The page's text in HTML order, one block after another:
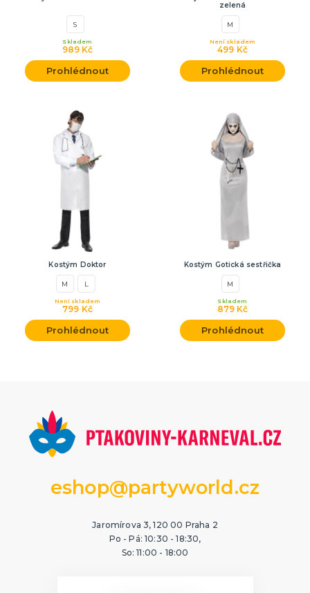
S
989 Kč
Skladem
Prohlédnout
zelená
M
499 Kč
Není skladem
Prohlédnout
Kostým Doktor
M L
799 Kč
Není skladem
Prohlédnout
Kostým Gotická sestřička
M
879 Kč
Skladem
Prohlédnout
eshop@partyworld.cz
Jaromírova 3, 120 00 Praha 2
Po - Pá: 10:30 - 18:30,
So: 11:00 - 18:00